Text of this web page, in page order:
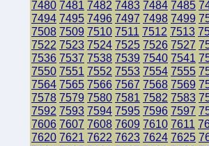
7480 7481 7482 7483 7484 7485
7494 7495 7496 7497 7498 7499
7508 7509 7510 7511 7512 7513
7522 7523 7524 7525 7526 7527
7536 7537 7538 7539 7540 7541
7550 7551 7552 7553 7554 7555
7564 7565 7566 7567 7568 7569
7578 7579 7580 7581 7582 7583
7592 7593 7594 7595 7596 7597
7606 7607 7608 7609 7610 7611
7620 7621 7622 7623 7624 7625